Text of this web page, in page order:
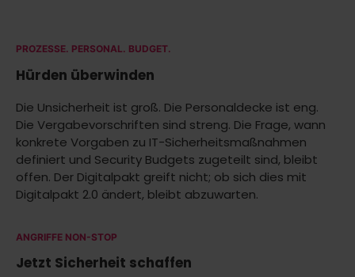
PROZESSE. PERSONAL. BUDGET.
Hürden überwinden
Die Unsicherheit ist groß. Die Personaldecke ist eng.
Die Vergabevorschriften sind streng. Die Frage, wann
konkrete Vorgaben zu IT-Sicherheitsmaßnahmen
definiert und Security Budgets zugeteilt sind, bleibt
offen. Der Digitalpakt greift nicht; ob sich dies mit
Digitalpakt 2.0 ändert, bleibt abzuwarten.
ANGRIFFE NON-STOP
Jetzt Sicherheit schaffen